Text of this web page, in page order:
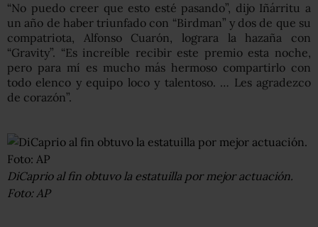
“No puedo creer que esto esté pasando”, dijo Iñárritu a
un año de haber triunfado con “Birdman” y dos de que su
compatriota, Alfonso Cuarón, lograra la hazaña con
“Gravity”. “Es increíble recibir este premio esta noche,
pero para mí es mucho más hermoso compartirlo con
todo elenco y equipo loco y talentoso. … Les agradezco
de corazón”.
DiCaprio al fin obtuvo la estatuilla por mejor actuación.
Foto: AP